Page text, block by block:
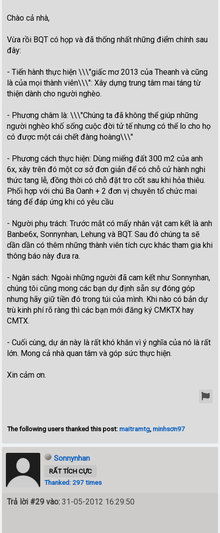
Chào cả nhà,
Vừa rồi BQT có họp và đã thống nhất những điểm chính sau
đây:
- Tiến hành thực hiện \\\"giấc mơ 2013 của Theanh và cũng
là của mọi thành viên\\\": Xây dựng trung tâm mai táng từ
thiện dành cho người nghèo.
- Phương châm là: \\\"Chúng ta đã không thể giúp những
người nghèo khố sống cuộc đời tử tế nhưng có thể lo cho họ
có được một cái chết đàng hoàng\\\"
- Phương cách thực hiện: Dùng miếng đất 300 m2 của anh
6x, xây trên đó một cơ sở đơn giản để có chỗ cử hành nghi
thức tang lễ, đồng thời có chỗ đặt tro cốt sau khi hỏa thiêu.
Phối hợp với chú Ba Oanh + 2 đơn vị chuyên tổ chức mai
táng để đáp ứng khi có yêu cầu
- Người phụ trách: Trước mắt có mấy nhân vật cam kết là anh
Banbe6x, Sonnynhan, Lehung và BQT. Sau đó chúng ta sẽ
dần dần có thêm những thành viên tích cực khác tham gia khi
thông báo này đưa ra.
- Ngân sách: Ngoài những người đã cam kết như Sonnynhan,
chúng tôi cũng mong các bạn dự định sẵn sự đóng góp
nhưng hãy giữ tiền đó trong túi của mình. Khi nào có bản dự
trù kinh phí rõ ràng thì các bạn mới đăng ký CMKTX hay
CMTX.
- Cuối cùng, dự án này là rất khó khăn vì ý nghĩa của nó là rất
lớn. Mong cả nhà quan tâm và góp sức thực hiện.
Xin cảm ơn.
The following users thanked this post:maitramtg,minhsơn97
Sonnynhan
RẤT TÍCH CỰC
Thanked: 297 times
Trả lời #29 vào: 31-05-2012 16:29:50